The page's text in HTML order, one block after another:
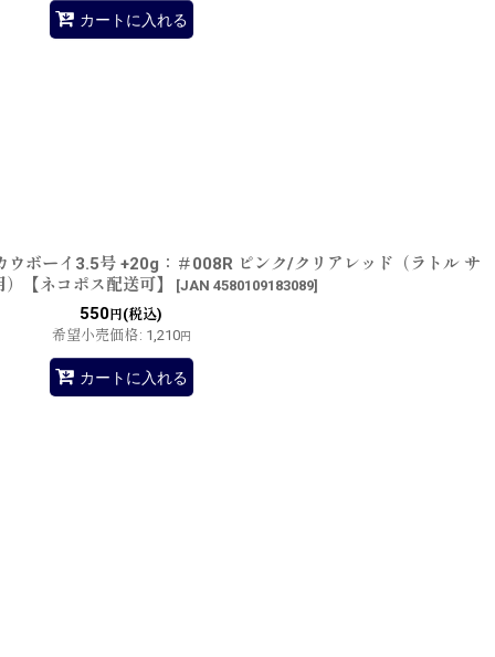
カートに入れる
ウボーイ3.5号 +20g：＃008R ピンク/クリアレッド（ラトル サ
【ネコポス配送可】
[JAN 4580109183089]
550 円(税込)
希望小売価格: 1,210円
カートに入れる